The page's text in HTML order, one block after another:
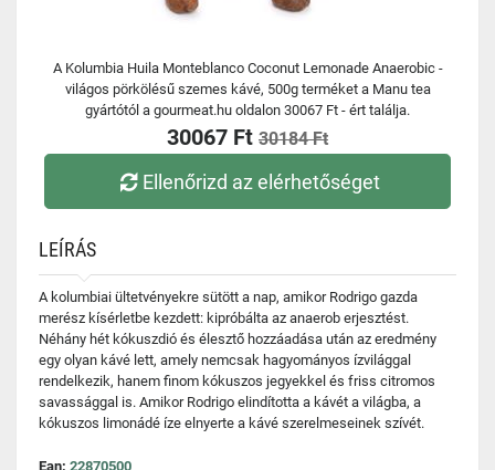
A Kolumbia Huila Monteblanco Coconut Lemonade Anaerobic -
világos pörkölésű szemes kávé, 500g terméket a Manu tea
gyártótól a gourmeat.hu oldalon 30067 Ft - ért találja.
30067 Ft 30184 Ft
Ellenőrizd az elérhetőséget
LEÍRÁS
A kolumbiai ültetvényekre sütött a nap, amikor Rodrigo gazda
merész kísérletbe kezdett: kipróbálta az anaerob erjesztést.
Néhány hét kókuszdió és élesztő hozzáadása után az eredmény
egy olyan kávé lett, amely nemcsak hagyományos ízvilággal
rendelkezik, hanem finom kókuszos jegyekkel és friss citromos
savassággal is. Amikor Rodrigo elindította a kávét a világba, a
kókuszos limonádé íze elnyerte a kávé szerelmeseinek szívét.
Ean: 22870500